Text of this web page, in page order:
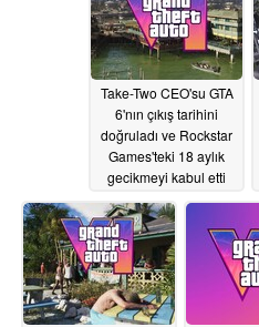
Take-Two CEO'su GTA
6'nın çıkış tarihini
doğruladı ve Rockstar
Games'teki 18 aylık
gecikmeyi kabul etti
05/18/2026